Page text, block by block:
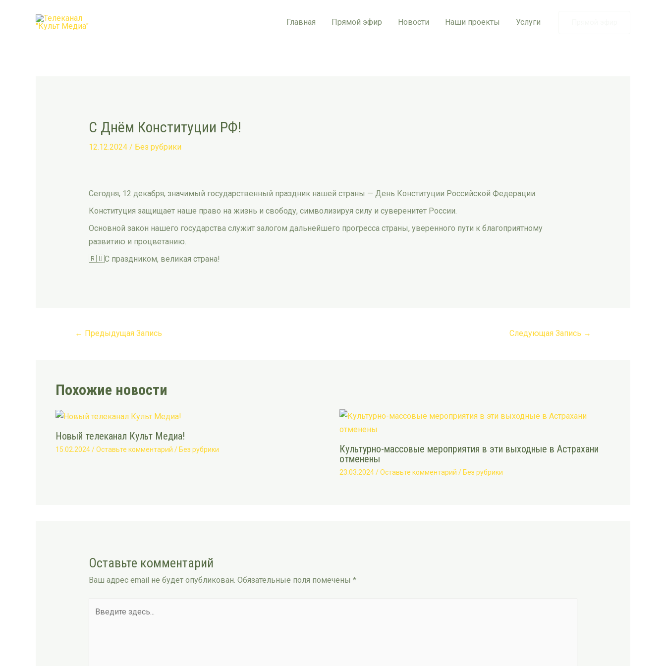
Главная Прямой эфир Новости Наши проекты Услуги
С Днём Конституции РФ!
12.12.2024 / Без рубрики
Сегодня, 12 декабря, значимый государственный праздник нашей страны — День Конституции Российской Федерации.
Конституция защищает наше право на жизнь и свободу, символизируя силу и суверенитет России.
Основной закон нашего государства служит залогом дальнейшего прогресса страны, уверенного пути к благоприятному
развитию и процветанию.
🇷🇺С праздником, великая страна!
navigation
← Предыдущая Запись Следующая Запись →
Похожие новости
Новый телеканал Культ Медиа!
15.02.2024/Оставьте комментарий / Без рубрики
Культурно-массовые мероприятия в эти выходные в Астрахани
отменены
23.03.2024/Оставьте комментарий / Без рубрики
Оставьте комментарий
Ваш адрес email не будет опубликован. Обязательные поля помечены *
здесь...